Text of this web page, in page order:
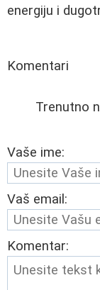
energiju i
Komentari
Trenutno
Vaše ime:
Vaš email:
Komentar: